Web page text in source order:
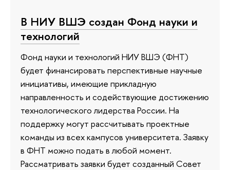
В НИУ ВШЭ создан Фонд науки и
технологий
Фонд науки и технологий НИУ ВШЭ (ФНТ)
будет финансировать перспективные научные
инициативы, имеющие прикладную
направленность и содействующие достижению
технологического лидерства России. На
поддержку могут рассчитывать проектные
команды из всех кампусов университета. Заявку
в ФНТ можно подать в любой момент.
Рассматривать заявки будет созданный Совет